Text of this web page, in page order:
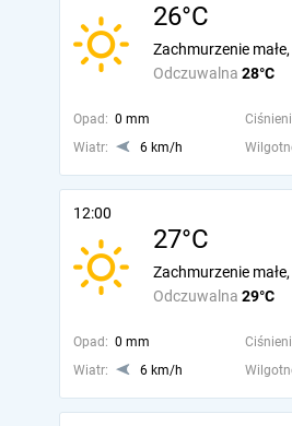
26°C
Odczuwalna 28°C
Zachmurzenie
Opad: 0 mm
Wiatr:
6 km/h
12:00
27°C
Odczuwalna 29°C
Zachmurzenie
Opad: 0 mm
Wiatr:
6 km/h